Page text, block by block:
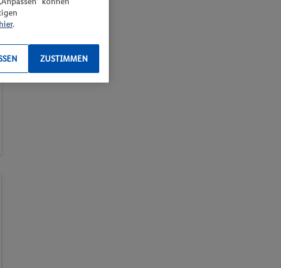
hier.
ZUSTIMMEN